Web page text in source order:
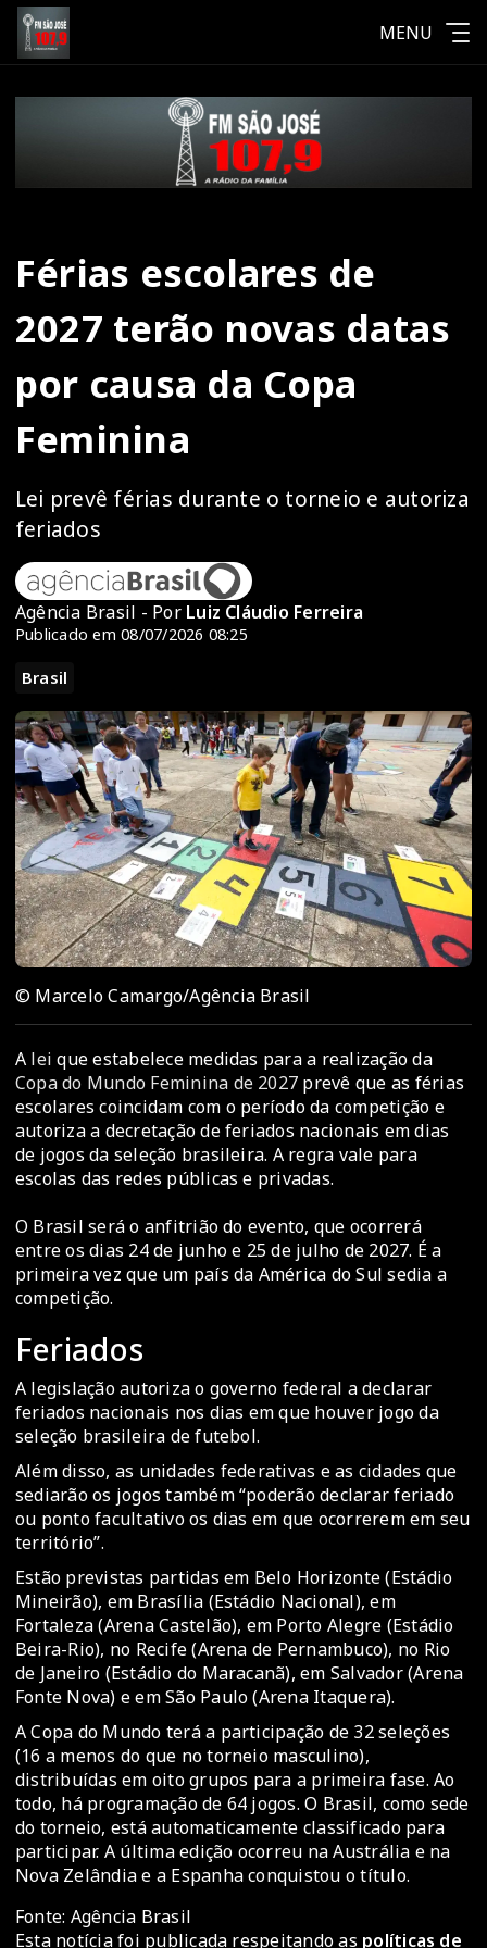
MENU
Férias escolares de
2027 terão novas datas
por causa da Copa
Feminina
Lei prevê férias durante o torneio e autoriza
feriados
Agência Brasil - Por Luiz Cláudio Ferreira
Publicado em 08/07/2026 08:25
Brasil
© Marcelo Camargo/Agência Brasil
A lei que estabelece medidas para a realização da
Copa do Mundo Feminina de 2027 prevê que as férias
escolares coincidam com o período da competição e
autoriza a decretação de feriados nacionais em dias
de jogos da seleção brasileira. A regra vale para
escolas das redes públicas e privadas.
O Brasil será o anfitrião do evento, que ocorrerá
entre os dias 24 de junho e 25 de julho de 2027. É a
primeira vez que um país da América do Sul sedia a
competição.
Feriados
A legislação autoriza o governo federal a declarar
feriados nacionais nos dias em que houver jogo da
seleção brasileira de futebol.
Além disso, as unidades federativas e as cidades que
sediarão os jogos também “poderão declarar feriado
ou ponto facultativo os dias em que ocorrerem em seu
território”.
Estão previstas partidas em Belo Horizonte (Estádio
Mineirão), em Brasília (Estádio Nacional), em
Fortaleza (Arena Castelão), em Porto Alegre (Estádio
Beira-Rio), no Recife (Arena de Pernambuco), no Rio
de Janeiro (Estádio do Maracanã), em Salvador (Arena
Fonte Nova) e em São Paulo (Arena Itaquera).
A Copa do Mundo terá a participação de 32 seleções
(16 a menos do que no torneio masculino),
distribuídas em oito grupos para a primeira fase. Ao
todo, há programação de 64 jogos. O Brasil, como sede
do torneio, está automaticamente classificado para
participar. A última edição ocorreu na Austrália e na
Nova Zelândia e a Espanha conquistou o título.
Fonte: Agência Brasil
Esta notícia foi publicada respeitando as políticas de